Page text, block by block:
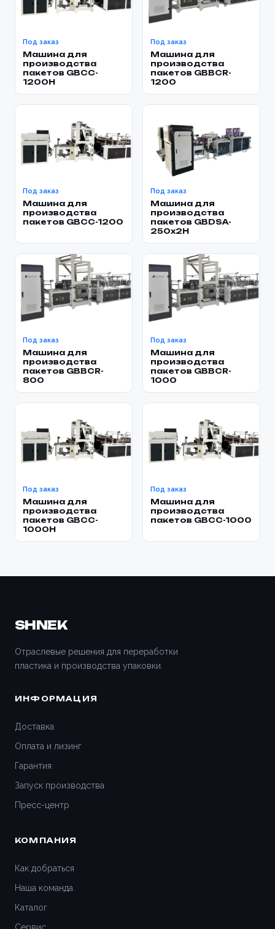
Под заказ
Машина для
производства
пакетов GBCC-
1200H
Под заказ
Машина для
производства
пакетов GBBCR-
1200
Под заказ
Машина для
производства
пакетов GBCC-1200
Под заказ
Машина для
производства
пакетов GBDSA-
250x2H
Под заказ
Машина для
производства
пакетов GBBCR-
800
Под заказ
Машина для
производства
пакетов GBBCR-
1000
Под заказ
Машина для
производства
пакетов GBCC-
1000H
Под заказ
Машина для
производства
пакетов GBCC-1000
SHNEK
Отраслевые решения для переработки
пластика и производства упаковки.
ИНФОРМАЦИЯ
Доставка
Оплата и лизинг
Гарантия
Запуск производства
Пресс-центр
КОМПАНИЯ
Как добраться
Наша команда
Каталог